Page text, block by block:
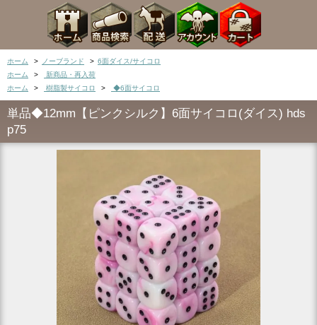
ホーム > ノーブランド > 6面ダイス/サイコロ
ホーム
>
新商品・再入荷
ホーム
> 樹脂製サイコロ > ◆6面サイコロ
単品◆12mm【ピンクシルク】6面サイコロ(ダイス) hds
p75